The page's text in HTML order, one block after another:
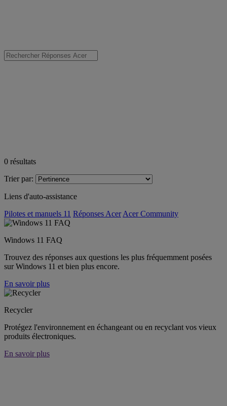
0 résultats
Trier par:
Liens d'auto-assistance
Pilotes et manuels 11 Réponses Acer Acer Community
Windows 11 FAQ
Trouvez des réponses aux questions les plus fréquemment posées
sur Windows 11 et bien plus encore.
En savoir plus
Recycler
Protégez l'environnement en échangeant ou en recyclant vos vieux
produits électroniques.
En savoir plus